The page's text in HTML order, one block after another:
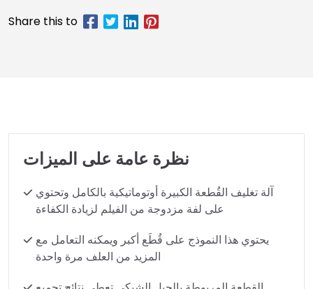
نظرة عامة على الميزات
آلة تغليف القُطعة الكبيرة أوتوماتيكية بالكامل وتحتوي
على لفة مزدوجة من الفيلم لزيادة الكفاءة
يحتوي هذا النموذج على قُطَع أكبر ويمكنه التعامل مع
المزيد من العلف مرة واحدة